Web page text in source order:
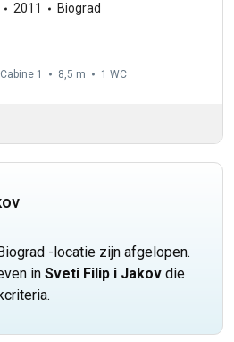
2011 Biograd
Cabine 1 8,5 m 1 WC
-locatie zijn afgelopen.
in Sveti Filip i Jakov die